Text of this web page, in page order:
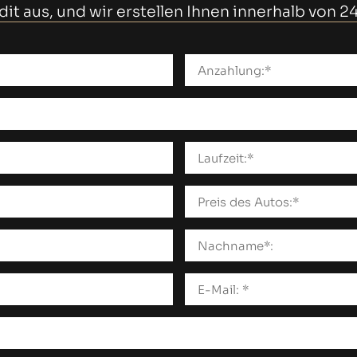
aus, und wir erstellen Ihnen innerhalb von